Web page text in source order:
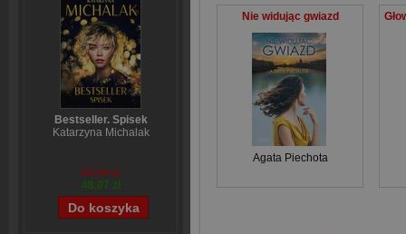
Bestseller. Spisek
Katarzyna Michalak
59,84 zł
48,07 zł
Nie widując gwiazd
Agata Piechota